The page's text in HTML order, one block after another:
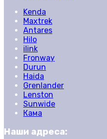
Kenda
Maxtrek
Antares
Hilo
ilink
Fronway
Durun
Haida
Grenlander
Lenston
Sunwide
Кама
Наши адреса: